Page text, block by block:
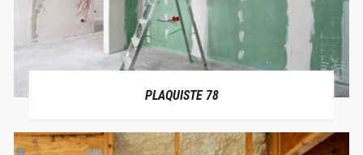
PLAQUISTE 78